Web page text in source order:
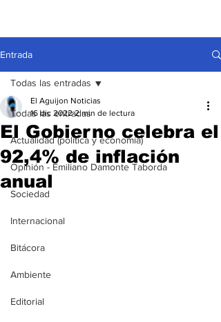
Entrada
Todas las entradas
Actualidad (política y economía)
Opinión - Emiliano Damonte Taborda
Sociedad
Internacional
Bitácora
Ambiente
Editorial
Todas las entradas
El Gobierno celebra el
92,4% de inflación
anual
El Aguijon Noticias
16 dic 2022 2 min de lectura